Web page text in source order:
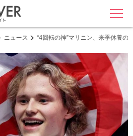
MENU
ニュース “4回転の神”マリニン、来季休養